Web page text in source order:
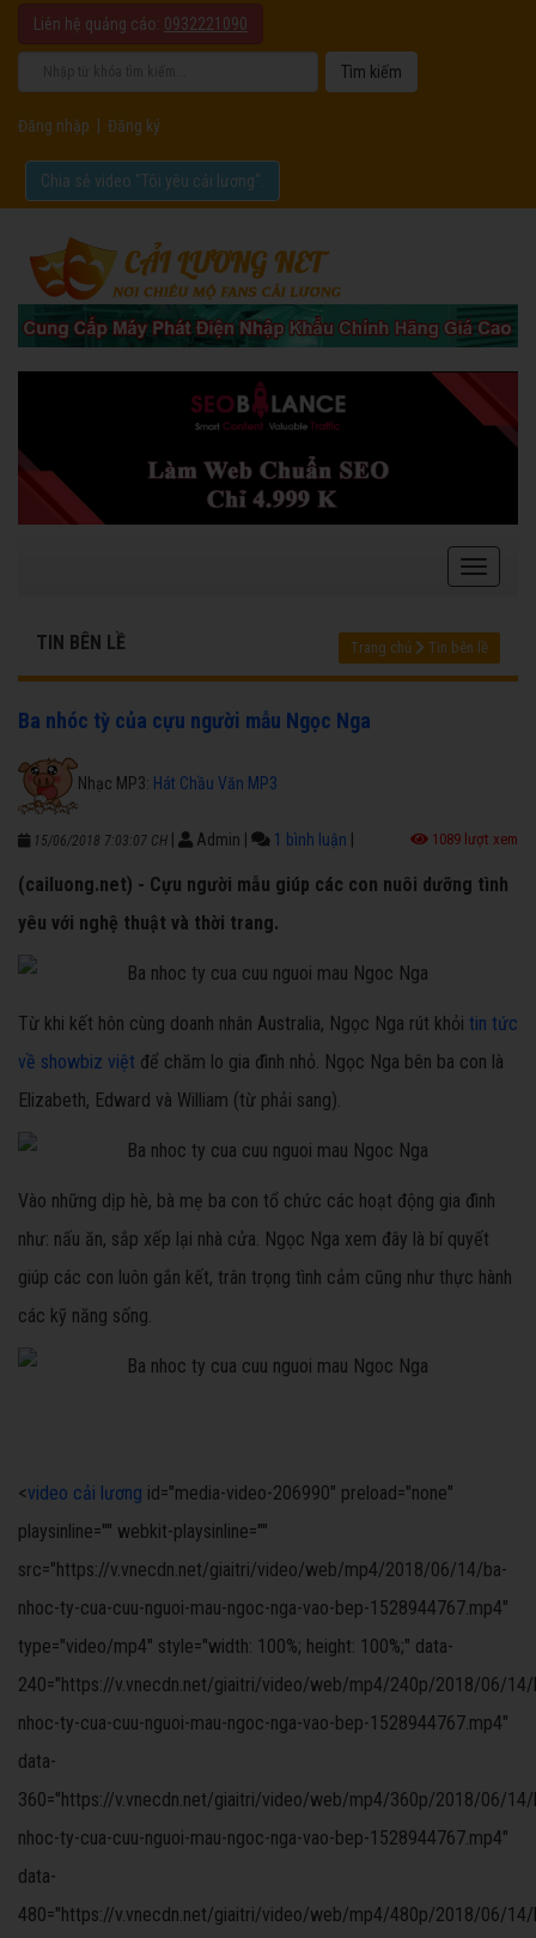
Liên hệ quảng cáo: 0932221090
Đăng nhập Đăng ký
Chia sẻ video "Tôi yêu cải lương".
TIN BÊN LỀ Trang chủ Tin bên lề
Ba nhóc tỳ của cựu người mẫu Ngọc Nga
Nhạc MP3: Hát Chầu Văn MP3
15/06/2018 7:03:07 CH Admin 1 bình luận 1089 lượt xem
(cailuong.net) - Cựu người mẫu giúp các con nuôi dưỡng tình
yêu với nghệ thuật và thời trang.
Từ khi kết hôn cùng doanh nhân Australia, Ngọc Nga rút khỏi tin tức
về showbiz việt để chăm lo gia đình nhỏ. Ngọc Nga bên ba con là
Elizabeth, Edward và William (từ phải sang).
Vào những dịp hè, bà mẹ ba con tổ chức các hoạt động gia đình
như: nấu ăn, sắp xếp lại nhà cửa. Ngọc Nga xem đây là bí quyết
giúp các con luôn gắn kết, trân trọng tình cảm cũng như thực hành
các kỹ năng sống.
<video cải lương id="media-video-206990" preload="none"
playsinline="" webkit-playsinline=""
src="https://v.vnecdn.net/giaitri/video/web/mp4/2018/06/14/ba-
nhoc-ty-cua-cuu-nguoi-mau-ngoc-nga-vao-bep-1528944767.mp4"
type="video/mp4" style="width: 100%; height: 100%;" data-
240="https://v.vnecdn.net/giaitri/video/web/mp4/240p/2018/06/14/
nhoc-ty-cua-cuu-nguoi-mau-ngoc-nga-vao-bep-1528944767.mp4"
data-
360="https://v.vnecdn.net/giaitri/video/web/mp4/360p/2018/06/14/
nhoc-ty-cua-cuu-nguoi-mau-ngoc-nga-vao-bep-1528944767.mp4"
data-
480="https://v.vnecdn.net/giaitri/video/web/mp4/480p/2018/06/14/